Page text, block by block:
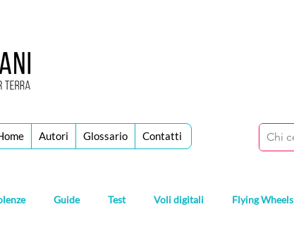
Autori Glossario Contatti
Guide Test Voli digitali Flying Wheels